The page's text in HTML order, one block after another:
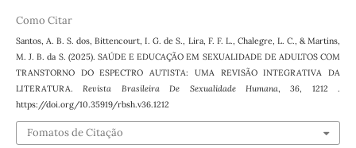
Como Citar
Santos, A. B. S. dos, Bittencourt, I. G. de S., Lira, F. F. L., Chalegre, L. C., & Martins,
M. J. B. da S. (2025). SAÚDE E EDUCAÇÃO EM SEXUALIDADE DE ADULTOS COM
TRANSTORNO DO ESPECTRO AUTISTA: UMA REVISÃO INTEGRATIVA DA
LITERATURA.Revista Brasileira De Sexualidade Humana,36, 1212 .
https://doi.org/10.35919/rbsh.v36.1212
Fomatos de Citação